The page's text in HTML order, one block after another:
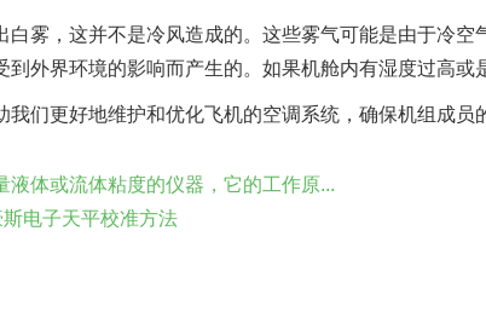
雾，这并不是冷风造成的。这些雾气可能是由于冷
外界环境的影响而产生的。如果机舱内有湿度过高或
们更好地维护和优化飞机的空调系统，确保机组成员
体或流体粘度的仪器，它的工作原...
电子天平校准方法